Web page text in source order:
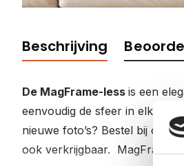
Beschrijving
De MagFrame-less is een
eenvoudig de sfeer in elke
nieuwe foto’s? Bestel bij ons
ook verkrijgbaar. MagFrame-